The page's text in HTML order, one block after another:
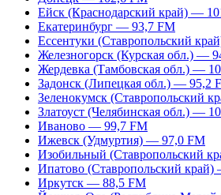
Ейск (Краснодарский край) —
Екатеринбург — 93,7 FM
Ессентуки (Ставропольский
Железногорск (Курская обл.) —
Жердевка (Тамбовская обл.) —
Задонск (Липецкая обл.) — 95,2
Зеленокумск (Ставропольский
Златоуст (Челябинская обл.) —
Иваново — 99,7 FM
Ижевск (Удмуртия) — 97,0 FM
Изобильный (Ставропольский
Ипатово (Ставропольский
Иркутск — 88,5 FM